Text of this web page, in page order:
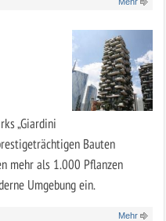
„Giardini
Bauten
mehr als 1.000 Pflanzen
Umgebung ein.
Mehr